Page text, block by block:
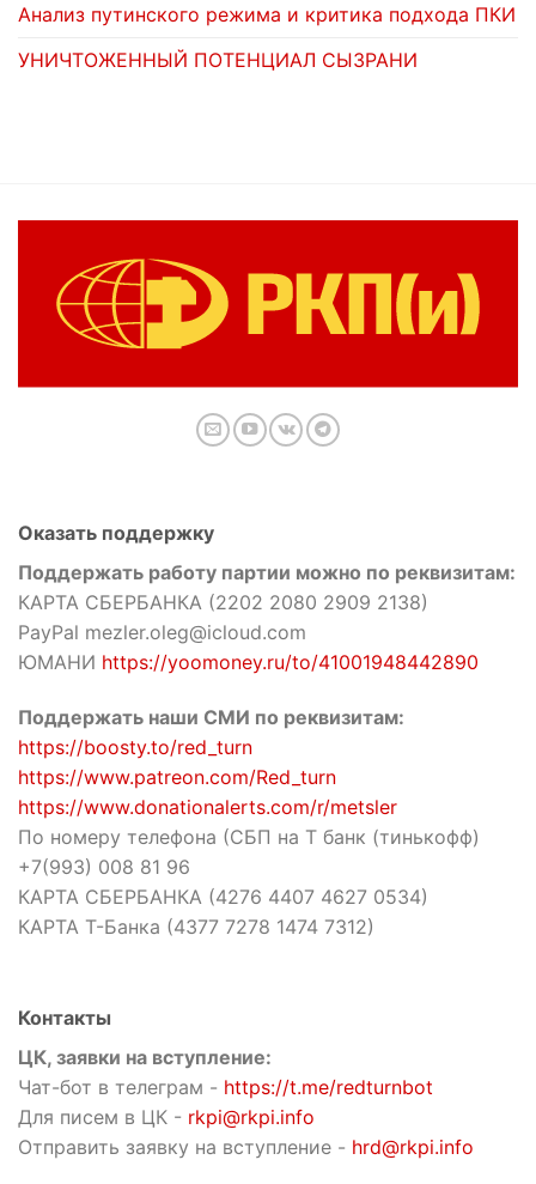
Анализ путинского режима и критика подхода ПКИ
УНИЧТОЖЕННЫЙ ПОТЕНЦИАЛ СЫЗРАНИ
Оказать поддержку
Поддержать работу партии можно по реквизитам:
КАРТА СБЕРБАНКА (2202 2080 2909 2138)
PayPal mezler.oleg@icloud.com
ЮМАНИ https://yoomoney.ru/to/41001948442890
Поддержать наши СМИ по реквизитам:
https://boosty.to/red_turn
https://www.patreon.com/Red_turn
https://www.donationalerts.com/r/metsler
По номеру телефона (СБП на Т банк (тинькофф)
+7(993) 008 81 96
КАРТА СБЕРБАНКА (4276 4407 4627 0534)
КАРТА Т-Банка (4377 7278 1474 7312)
Контакты
ЦК, заявки на вступление:
Чат-бот в телеграм - https://t.me/redturnbot
Для писем в ЦК - rkpi@rkpi.info
Отправить заявку на вступление - hrd@rkpi.info